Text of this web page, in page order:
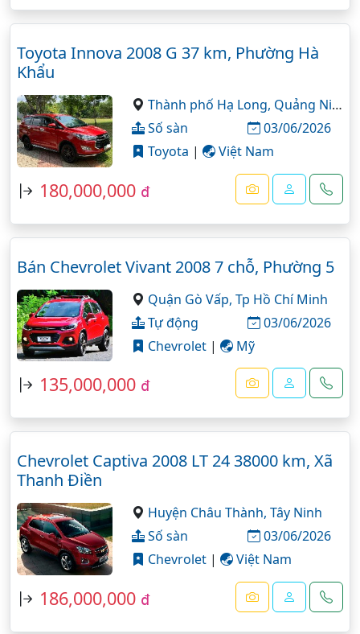
Toyota Innova 2008 G 37 km, Phường Hà
Khẩu
Thành phố Hạ Long, Quảng Ninh
Số sàn
03/06/2026
Toyota | Việt Nam
180,000,000 đ
Bán Chevrolet Vivant 2008 7 chỗ, Phường 5
Quận Gò Vấp,Tp Hồ Chí Minh
Tự động
03/06/2026
Chevrolet | Mỹ
135,000,000 đ
Chevrolet Captiva 2008 LT 24 38000 km, Xã
Thanh Điền
Huyện Châu Thành,Tây Ninh
Số sàn
03/06/2026
Chevrolet | Việt Nam
186,000,000 đ